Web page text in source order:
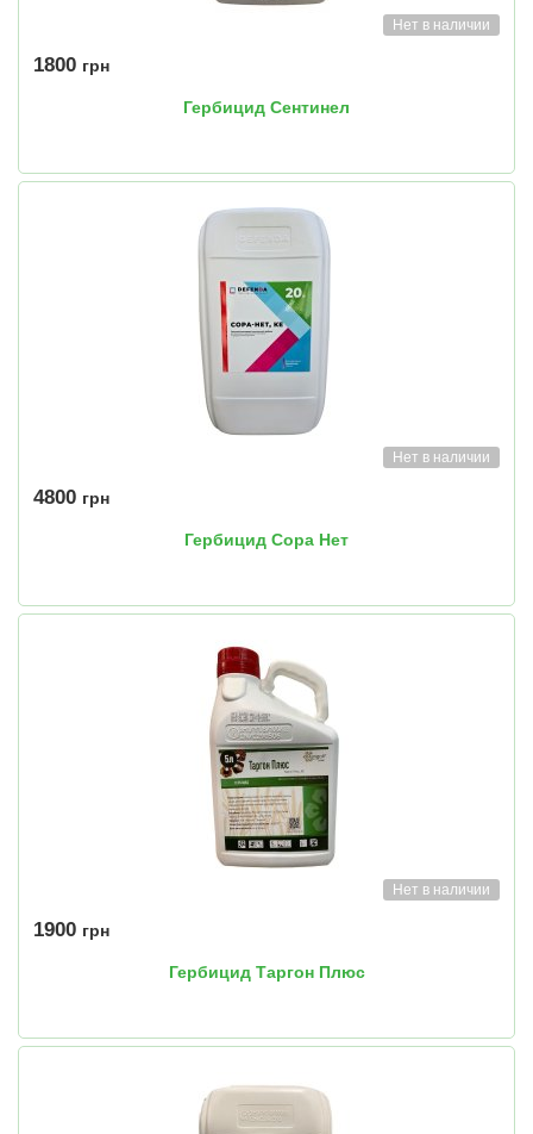
Нет в наличии
1800 грн
Гербицид Сентинел
Нет в наличии
4800 грн
Гербицид Сора Нет
Нет в наличии
1900 грн
Гербицид Таргон Плюс